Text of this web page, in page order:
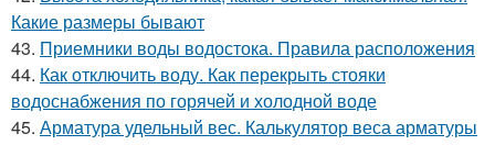
Какие размеры бывают
43. Приемники воды водостока. Правила расположения
44. Как отключить воду. Как перекрыть стояки
водоснабжения по горячей и холодной воде
45. Арматура удельный вес. Калькулятор веса арматуры